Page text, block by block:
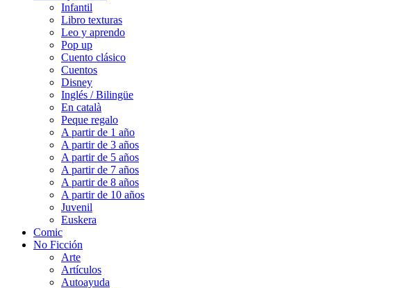
Infantil
Libro texturas
Leo y aprendo
Pop up
Cuento clásico
Cuentos
Disney
Inglés / Bilingüe
En català
Peque regalo
A partir de 1 año
A partir de 3 años
A partir de 5 años
A partir de 7 años
A partir de 8 años
A partir de 10 años
Juvenil
Euskera
Comic
No Ficción
Arte
Artículos
Autoayuda